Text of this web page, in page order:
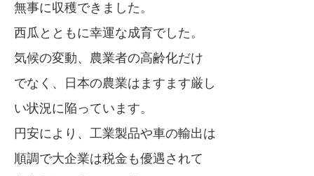
無事に収穫できました。
西瓜とともに幸運な成育でした。
気候の変動、農業者の高齢化だけ
でなく、日本の農業はますます厳し
い状況に陥っています。
円安により、工業製品や車の輸出は
順調で大企業は税金も優遇されて